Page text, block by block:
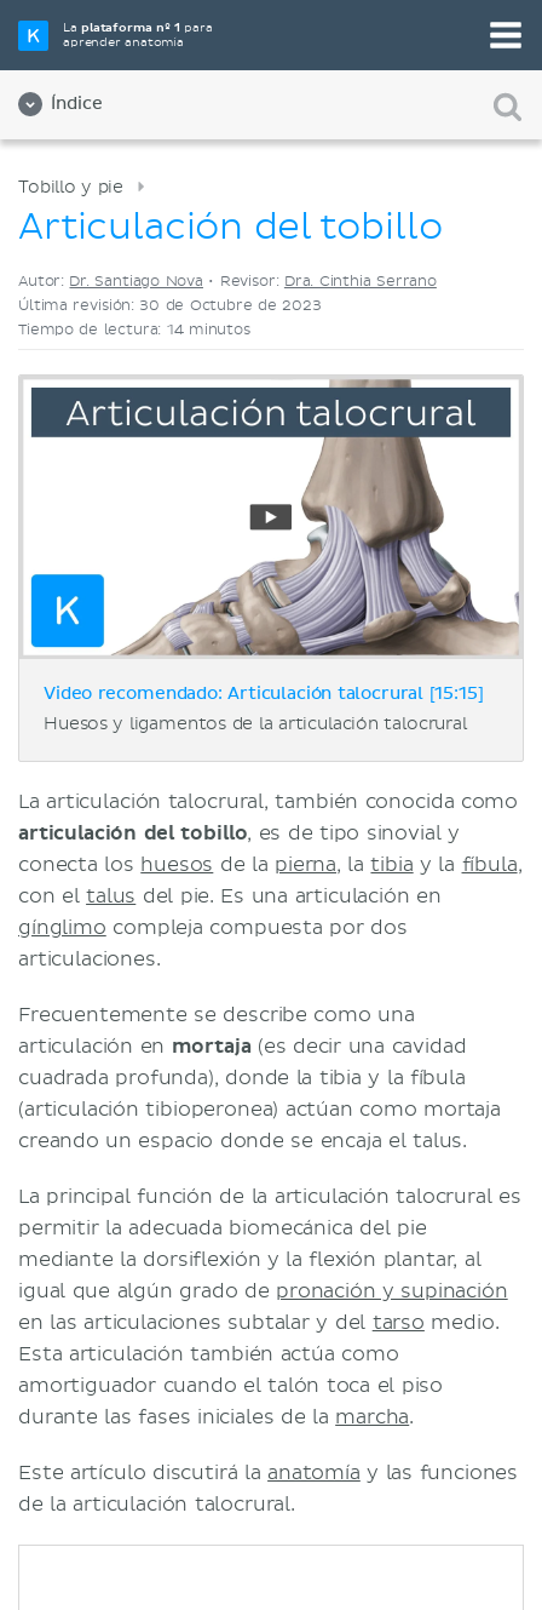
Laplataforma nº 1 para
aprender anatomía
Índice
Elige tu herramienta de estudio favorita
Videos
Tobillo y pie
Articulación del tobillo
Autor: Dr. Santiago Nova • Revisor: Dra. Cinthia Serrano
Última revisión: 30 de Octubre de 2023
Tiempo de lectura: 14 minutos
Video recomendado: Articulación talocrural [15:15]
Huesos y ligamentos de la articulación talocrural
La articulación talocrural, también conocida como
articulación del tobillo, es de tipo sinovial y
conecta los huesos de la pierna, latibia y la fíbula,
con eltalus del pie. Es una articulación en
gínglimo compleja compuesta por dos
articulaciones.
Frecuentemente se describe como una
articulación en mortaja (es decir una cavidad
cuadrada profunda), donde la tibia y la fíbula
(articulación tibioperonea) actúan como mortaja
creando un espacio donde se encaja el talus.
La principal función de la articulación talocrural es
permitir la adecuada biomecánica del pie
mediante la dorsiflexión y la flexión plantar, al
igual que algún grado de pronación y supinación
en las articulaciones subtalar y del tarso medio.
Esta articulación también actúa como
amortiguador cuando el talón toca el piso
durante las fases iniciales de la marcha.
Este artículo discutirá la anatomía y las funciones
de la articulación talocrural.